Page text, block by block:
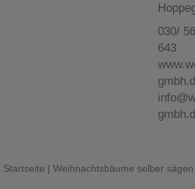
030/
643
Startseite | Weihnachtsbäume selber sägen